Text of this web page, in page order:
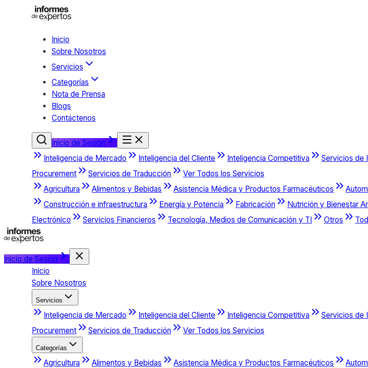
Inicio
Sobre Nosotros
Servicios
Categorías
Nota de Prensa
Blogs
Contáctenos
Inicio de Sesión
Inteligencia de Mercado
Inteligencia del Cliente Inteligencia Competitiva Servicios de
Procurement
Servicios de Traducción
Ver Todos los Servicios
Agricultura
Alimentos y Bebidas Asistencia Médica y Productos Farmacéuticos
Construcción e infraestructura
Energía y Potencia Fabricación Nutrición y Bienestar
Electrónico
Servicios Financieros Tecnología, Medios de Comunicación y TI Otros
Inicio de Sesión
Inicio
Sobre Nosotros
Servicios
Inteligencia de Mercado Inteligencia del Cliente Inteligencia Competitiva Servicios de
Procurement
Servicios de Traducción Ver Todos los Servicios
Categorías
Agricultura Alimentos y Bebidas Asistencia Médica y Productos Farmacéuticos